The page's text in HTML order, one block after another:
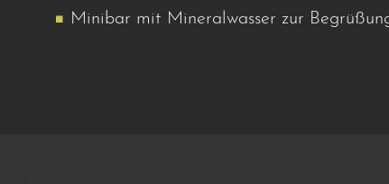
Minibar mit Mineralwasser zur